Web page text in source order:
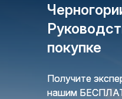
покупке
Получите
нашим